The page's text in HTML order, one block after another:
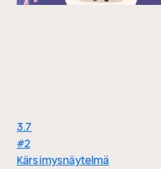
3.7
#2
Kärsimysnäytelmä